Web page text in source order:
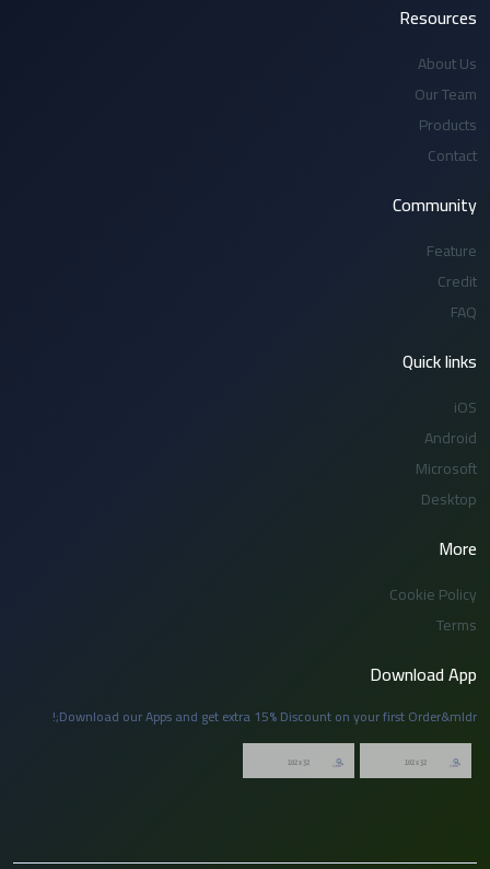
Resources
About Us
Our Team
Products
Contact
Community
Feature
Credit
FAQ
Quick links
iOS
Android
Microsoft
Desktop
More
Cookie Policy
Terms
Download App
Download our Apps and get extra 15% Discount on your first Order&mldr;!